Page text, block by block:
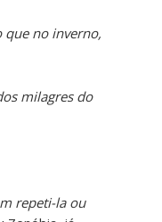
que no inverno,
milagres do
repeti-la ou